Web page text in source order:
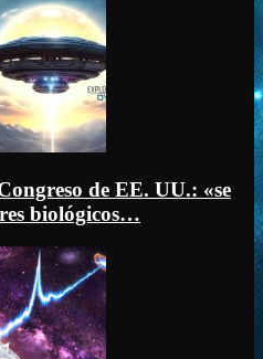
de EE. UU.: «se
biológicos…